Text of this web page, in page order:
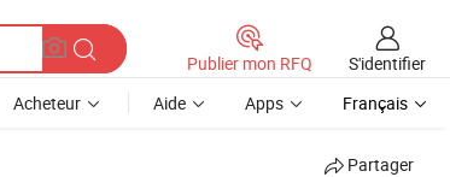
Publier mon RFQ
S'identifier
Acheteur Aide Apps Français
Partager